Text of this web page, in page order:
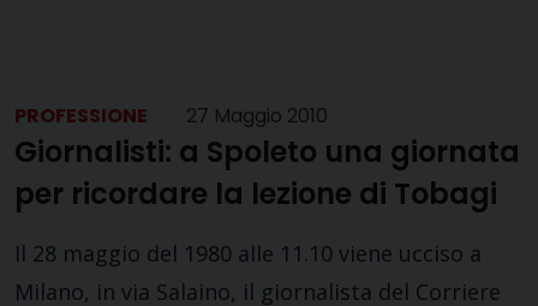
PROFESSIONE 27 Maggio 2010
Giornalisti: a Spoleto una giornata
per ricordare la lezione di Tobagi
Il 28 maggio del 1980 alle 11.10 viene ucciso a
Milano, in via Salaino, il giornalista del Corriere